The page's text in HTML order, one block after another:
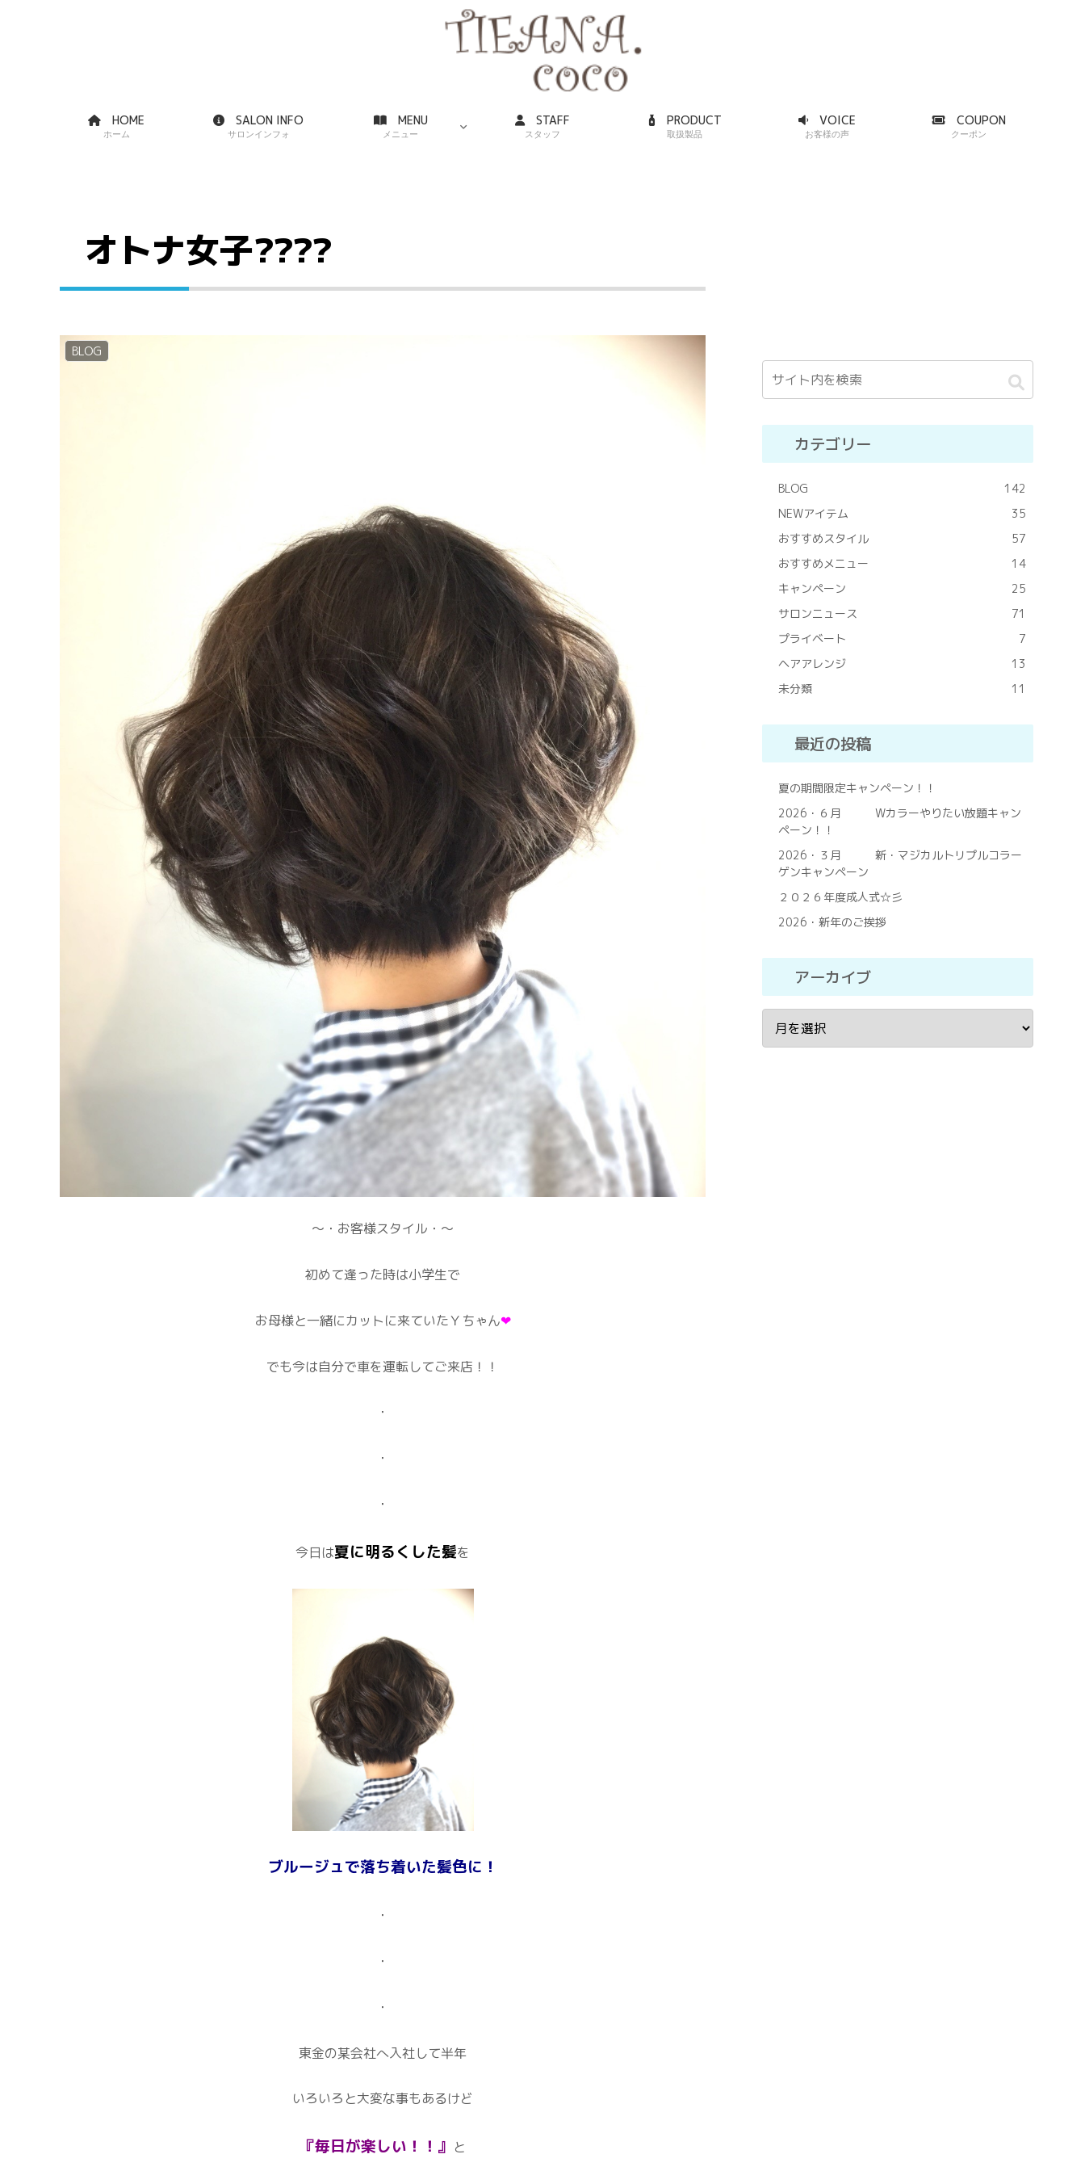
HOME
ホーム
SALON INFO
サロンインフォ
MENU
メニュー
STAFF
スタッフ
PRODUCT
取扱製品
VOICE
お客様の声
COUPON
クーポン
オトナ女子????
BLOG
～・お客様スタイル・～
初めて逢った時は小学生で
お母様と一緒にカットに来ていたＹちゃん❤
でも今は自分で車を運転してご来店！！
・
・
・
今日は夏に明るくした髪を
ブルージュで落ち着いた髪色に！
・
・
・
東金の某会社へ入社して半年
いろいろと大変な事もあるけど
『毎日が楽しい！！』 と
カテゴリー
BLOG
142
NEWアイテム
35
おすすめスタイル
57
おすすめメニュー
14
キャンペーン
25
サロンニュース
71
プライベート
7
ヘアアレンジ
13
未分類
11
最近の投稿
夏の期間限定キャンペーン！！
2026・６月 Wカラーやりたい放題キャン
ペーン！！
2026・３月 新・マジカルトリプルコラー
ゲンキャンペーン
２０２６年度成人式☆彡
2026・新年のご挨拶
アーカイブ